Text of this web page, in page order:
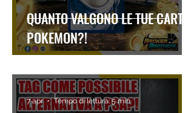
QUANTO VALGONO LE TUE CARTE
POKEMON?!
7 apr Tempo di lettura: 5 min